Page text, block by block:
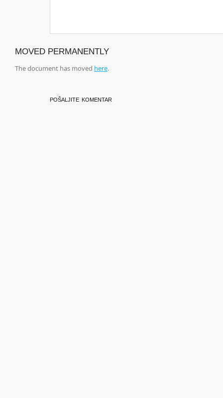
MOVED PERMANENTLY
The document has moved here.